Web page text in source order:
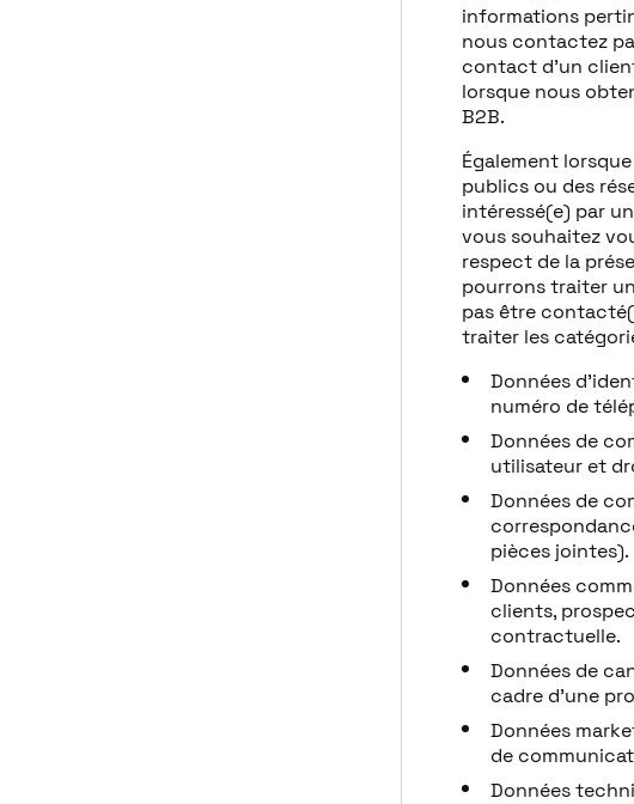
informations
nous contactez
contact d’un
lorsque nous
B2B.
Également
publics ou des
intéressé(e) par
vous souhaitez
respect de la
pourrons traiter
pas être
traiter les
Données
numéro de
Données de
utilisateur et
Données de
pièces jointes).
Données
clients,
contractuelle.
Données de
cadre d’une
Données
de
Données